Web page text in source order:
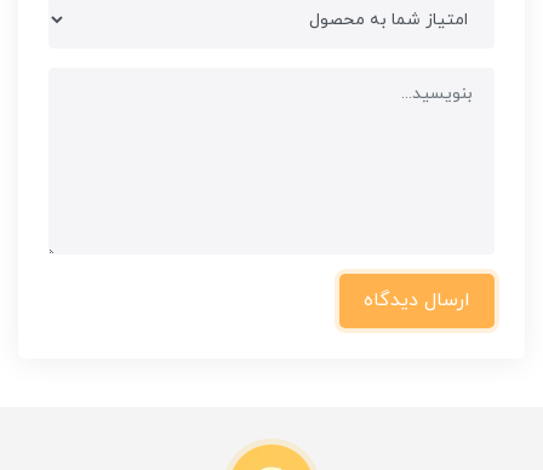
ارسال دیدگاه